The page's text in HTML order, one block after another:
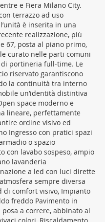
e Fiera Milano City.
terrazzo ad uso
è inserita in una
realizzazione, più
67, posta al piano primo,
curato nelle parti comuni
portineria full-time. Le
riservato garantiscono
la continuità tra interno
un’identità distintiva
space moderno e
lineare, perfettamente
ordine visivo ed
Ingresso con pratici spazi
o spazio
con lavabo sospeso, ampio
lavanderia
a led con luci dirette
sempre diversa
di comfort visivo, Impianto
freddo Pavimento in
a correre, abbinato al